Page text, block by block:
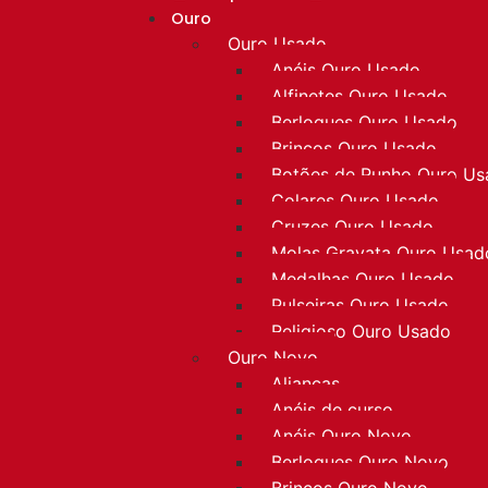
Ouro
Ouro Usado
Anéis Ouro Usado
Alfinetes Ouro Usado
Berloques Ouro Usado
Brincos Ouro Usado
Botões de Punho Ouro
Colares Ouro Usado
Cruzes Ouro Usado
Molas Gravata Ouro
Medalhas Ouro Usado
Pulseiras Ouro Usado
Religioso Ouro Usado
Ouro Novo
Alianças
Anéis de curso
Anéis Ouro Novo
Berloques Ouro Novo